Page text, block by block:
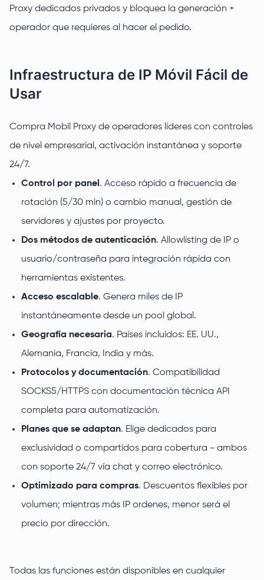
Proxy dedicados privados y bloquea la generación +
operador que requieres al hacer el pedido.
Infraestructura de IP Móvil Fácil de
Usar
Compra Mobil Proxy de operadores líderes con controles
de nivel empresarial, activación instantánea y soporte
24/7.
Control por panel . Acceso rápido a frecuencia de
rotación (5/30 min) o cambio manual, gestión de
servidores y ajustes por proyecto.
Dos métodos de autenticación. Allowlisting de IP o
usuario/contraseña para integración rápida con
herramientas existentes.
Acceso escalable. Genera miles de IP
instantáneamente desde un pool global.
Geografía necesaria. Países incluidos: EE. UU.,
Alemania, Francia, India y más.
Protocolos y documentación. Compatibilidad
SOCKS5/HTTPS con documentación técnica API
completa para automatización.
Planes que se adaptan. Elige dedicados para
exclusividad o compartidos para cobertura - ambos
con soporte 24/7 vía chat y correo electrónico.
Optimizado para compras. Descuentos flexibles por
volumen; mientras más IP ordenes, menor será el
precio por dirección.
Todas las funciones están disponibles en cualquier